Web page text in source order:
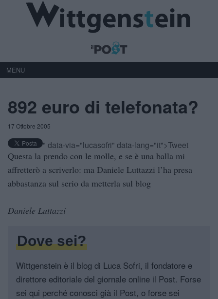
MENU
892 euro di telefonata?
17 Ottobre 2005
" data-via="lucasofri" data-lang="it">Tweet
Questa la prendo con le molle, e se è una balla mi
affretterò a scriverlo: ma Daniele Luttazzi l’ha presa
abbastanza sul serio da metterla sul blog
Daniele Luttazzi
Dove sei?
Wittgenstein è il blog di Luca Sofri, il fondatore e
direttore editoriale del giornale online il Post. Forse
sei qui perché conosci già il Post, o forse sei